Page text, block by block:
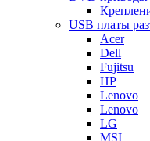
USB платы
Acer
Dell
Fujitsu
HP
Lenovo
Lenovo
LG
MSI